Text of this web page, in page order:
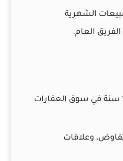
الشهرية
العام.
خبرة من 0.6 إلى 1 سنة في سوق العقارات
وعلاقات